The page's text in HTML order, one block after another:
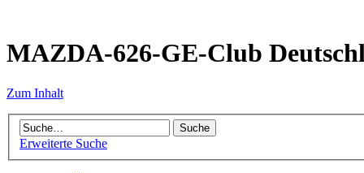
MAZDA-626-GE-Club
Zum Inhalt
Erweiterte Suche